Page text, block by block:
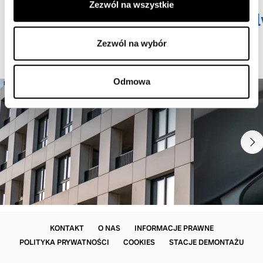
Zezwól na wszystkie
Zezwól na wybór
Odmowa
Jakub Nowak 697 883 788
j.nowak@drywa.dealervolvo.pl
KONTAKT O NAS
INFORMACJE PRAWNE
POLITYKA PRYWATNOŚCI
COOKIES STACJE DEMONTAŻU